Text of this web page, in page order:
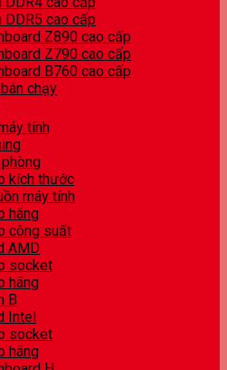
DDR5 cao cấp
Z890 cao cấp
Z790 cao cấp
B760 cao cấp
chạy
tính
kích thước
máy tính
hãng
công suất
AMD
socket
hãng
B
Intel
socket
hãng